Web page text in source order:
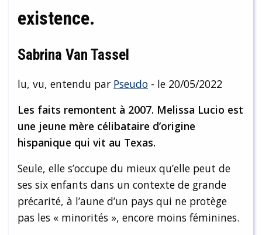
existence.
Sabrina Van Tassel
lu, vu, entendu par Pseudo - le 20/05/2022
Les faits remontent à 2007. Melissa Lucio est
une jeune mère célibataire d’origine
hispanique qui vit au Texas.
Seule, elle s’occupe du mieux qu’elle peut de
ses six enfants dans un contexte de grande
précarité, à l’aune d’un pays qui ne protège
pas les « minorités », encore moins féminines.